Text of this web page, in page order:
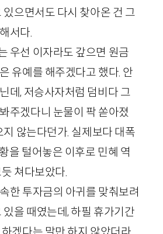
있으면서도 다시 찾아온 건 그
서다.
우선 이자라도 갚으면 원금
유예를 해주겠다고 했다. 안
데, 저승사자처럼 덤비다 그
주겠다니 눈물이 팍 쏟아졌
지 않는다던가. 실제보다 대폭
을 털어놓은 이후로 민혜 역
쳐다보았다.
한 투자금의 아귀를 맞춰보려
있을 때였는데, 하필 휴가기간